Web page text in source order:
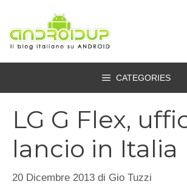
contenuto
CATEGORIES
LG G Flex,
lancio in Italia
20 Dicembre 2013 di Gio Tuzzi